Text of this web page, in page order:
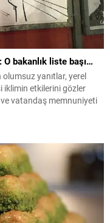
bakanlık liste başı…
yanıtlar, yerel
iklimin etkilerini gözler
vatandaş memnuniyeti